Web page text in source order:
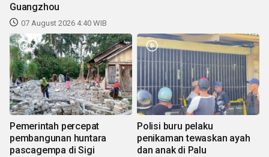
Guangzhou
07 August 2026 4:40 WIB
Pemerintah percepat
pembangunan huntara
pascagempa di Sigi
Polisi buru pelaku
penikaman tewaskan ayah
dan anak di Palu